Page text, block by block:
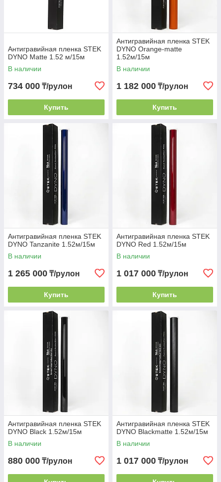
Антигравийная пленка STEK
DYNO Matte 1.52 м/15м
В наличии
734 000 ₸/рулон
Купить
Антигравийная пленка STEK
DYNO Orange-matte
1.52м/15м
В наличии
1 182 000 ₸/рулон
Купить
Антигравийная пленка STEK
DYNO Tanzanite 1.52м/15м
В наличии
1 265 000 ₸/рулон
Купить
Антигравийная пленка STEK
DYNO Red 1.52м/15м
В наличии
1 017 000 ₸/рулон
Купить
Антигравийная пленка STEK
DYNO Black 1.52м/15м
В наличии
880 000 ₸/рулон
Антигравийная пленка STEK
DYNO Blackmatte 1.52м/15м
В наличии
1 017 000 ₸/рулон